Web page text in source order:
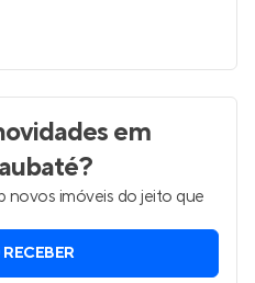
em
?
novos imóveis do jeito que